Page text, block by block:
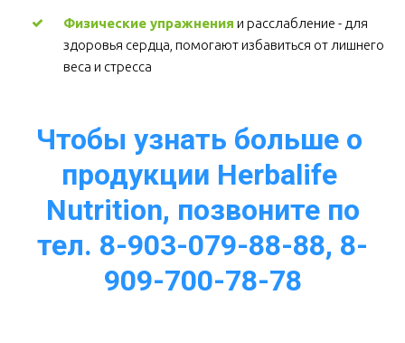
Физические упражнения и расслабление - для
здоровья сердца, помогают избавиться от лишнего
веса и стресса
Чтобы узнать больше о
продукции Herbalife
Nutrition, позвоните по
тел. 8-903-079-88-88, 8-
909-700-78-78